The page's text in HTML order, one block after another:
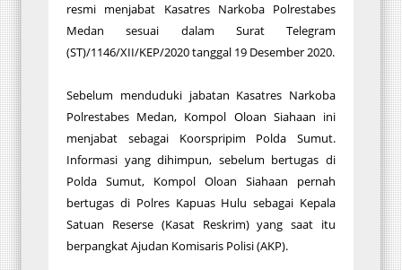
resmi menjabat Kasatres Narkoba Polrestabes
Medan sesuai dalam Surat Telegram
(ST)/1146/XII/KEP/2020 tanggal 19 Desember 2020.
Sebelum menduduki jabatan Kasatres Narkoba
Polrestabes Medan, Kompol Oloan Siahaan ini
menjabat sebagai Koorspripim Polda Sumut.
Informasi yang dihimpun, sebelum bertugas di
Polda Sumut, Kompol Oloan Siahaan pernah
bertugas di Polres Kapuas Hulu sebagai Kepala
Satuan Reserse (Kasat Reskrim) yang saat itu
berpangkat Ajudan Komisaris Polisi (AKP).